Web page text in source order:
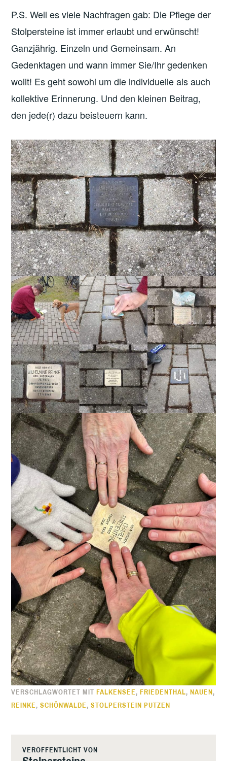
P.S. Weil es viele Nachfragen gab: Die Pflege der
Stolpersteine ist immer erlaubt und erwünscht!
Ganzjährig. Einzeln und Gemeinsam. An
Gedenktagen und wann immer Sie/Ihr gedenken
wollt! Esgeht sowohl um die individuelle als auch
kollektive Erinnerung. Und den kleinen Beitrag,
den jede(r) dazu beisteuern kann.
VERSCHLAGWORTET MITFALKENSEE,FRIEDENTHAL,NAUEN,
REINKE,SCHÖNWALDE,STOLPERSTEIN PUTZEN
VERÖFFENTLICHT VON